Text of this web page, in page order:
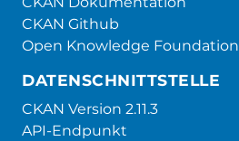
CKAN Github
Open Knowledge Foundation
DATENSCHNITTSTELLE
CKAN Version 2.11.3
API-Endpunkt